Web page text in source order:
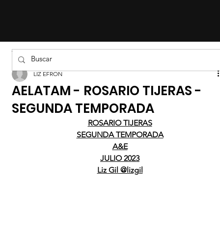
Todas las entradas
AELATAM - ROSARIO TIJERAS -
SEGUNDA TEMPORADA
LIZ EFRON
ROSARIO TIJERAS
SEGUNDA TEMPORADA
A&E
JULIO 2023
Liz Gil @lizgil